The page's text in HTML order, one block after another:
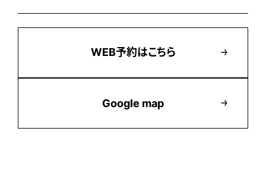
WEB予約はこちら
Google map